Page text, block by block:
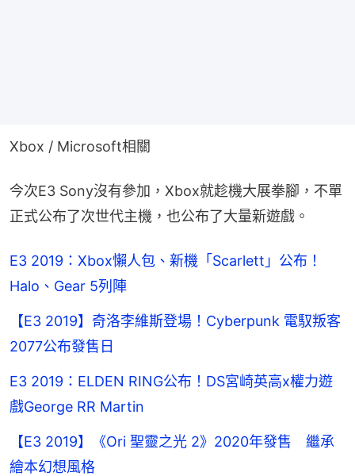
Xbox / Microsoft相關
今次E3 Sony沒有參加，Xbox就趁機大展拳腳，不單
正式公布了次世代主機，也公布了大量新遊戲。
E3 2019：Xbox懶人包、新機「Scarlett」公布！
Halo、Gear 5列陣
【E3 2019】奇洛李維斯登場！Cyberpunk 電馭叛客
2077公布發售日
E3 2019：ELDEN RING公布！DS宮崎英高x權力遊
戲George RR Martin
【E3 2019】《Ori 聖靈之光 2》2020年發售 繼承
繪本幻想風格